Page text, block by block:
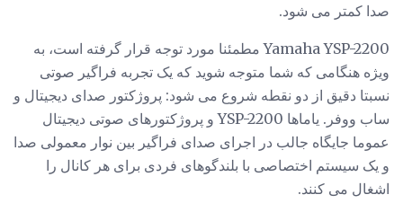
صدا کمتر می شود.
Yamaha YSP-2200 مطمئنا مورد توجه قرار گرفته است، به
ویژه هنگامی که شما متوجه شوید که یک تجربه فراگیر صوتی
نسبتا دقیق از دو نقطه شروع می شود: پروژکتور صدای دیجیتال و
ساب ووفر. یاماها YSP-2200 و پروژکتورهای صوتی دیجیتال
عموما جایگاه جالب در اجرای صدای فراگیر بین نوار معمولی صدا
و یک سیستم اختصاصی با بلندگوهای فردی برای هر کانال را
اشغال می کنند.